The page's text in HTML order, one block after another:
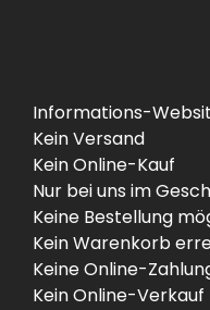
Informations-
Kein Versand
Kein Online-Kauf
Nur bei uns im
Keine Bestellung
Kein Warenkorb
Keine Online-
Kein Online-Verkauf